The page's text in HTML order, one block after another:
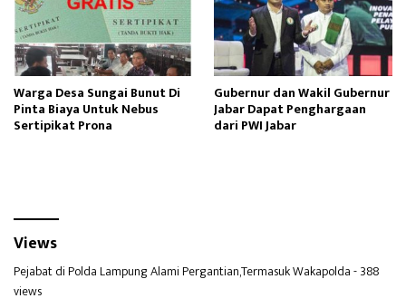
Warga Desa Sungai Bunut Di
Pinta Biaya Untuk Nebus
Sertipikat Prona
Gubernur dan Wakil Gubernur
Jabar Dapat Penghargaan
dari PWI Jabar
Views
Pejabat di Polda Lampung Alami Pergantian,Termasuk Wakapolda- 388
views